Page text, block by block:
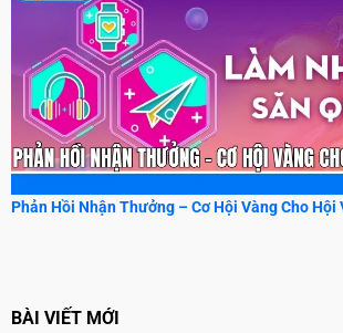
Phản Hồi Nhận Thưởng – Cơ Hội Vàng Cho Hội
BÀI VIẾT MỚI